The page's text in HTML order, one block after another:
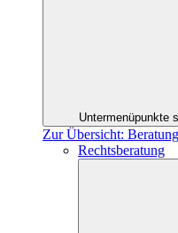
Untermenüpunkte
Zur Übersicht: Beratung
Rechtsberatung